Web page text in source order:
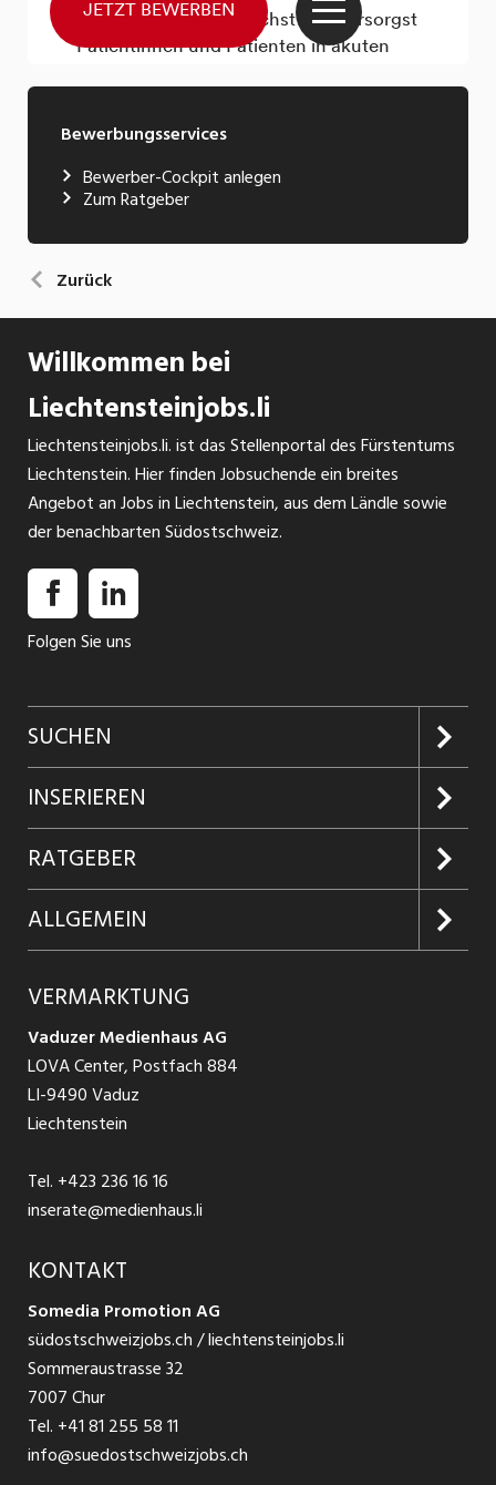
Bewerbungsservices
Bewerber-Cockpit anlegen
Zum Ratgeber
Zurück
Willkommen bei
Liechtensteinjobs.li
Liechtensteinjobs.li. ist das Stellenportal des Fürstentums
Liechtenstein. Hier finden Jobsuchende ein breites
Angebot an Jobs in Liechtenstein, aus dem Ländle sowie
der benachbarten Südostschweiz.
Folgen Sie uns
SUCHEN
Jobs suchen
Jobabo
Firmen entdecken
Jobs in Graubünden
Jobs in St. Gallen
Jobs in Glarus
Jobs in der Südostschweiz
Temporär Jobs
Teilzeit Jobs
Praktikum
INSERIEREN
Kundenlogin
Inserieren
Produkte
Schnittstelle
RATGEBER
Glossar
Ratgeber Bewerbung / Rekrutierung
ALLGEMEIN
AGB
Datenschutzbestimmungen
Nutzungsbedingungen
Impressum
VERMARKTUNG
Vaduzer Medienhaus AG
LOVA Center, Postfach 884
LI-9490 Vaduz
Liechtenstein
Tel. +423 236 16 16
inserate@medienhaus.li
KONTAKT
Somedia Promotion AG
südostschweizjobs.ch / liechtensteinjobs.li
Sommeraustrasse 32
7007 Chur
Tel. +41 81 255 58 11
info@suedostschweizjobs.ch